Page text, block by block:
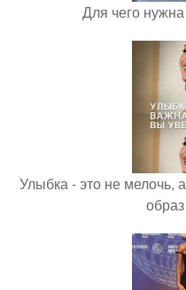
Для чего
Улыбка - это не мелочь,